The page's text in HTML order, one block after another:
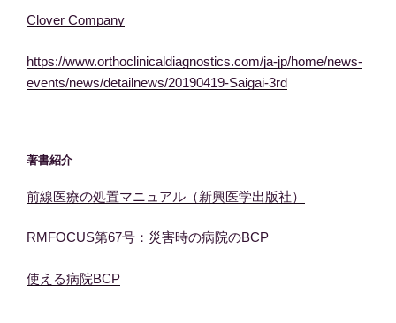
Clover Company
https://www.orthoclinicaldiagnostics.com/ja-jp/home/news-
events/news/detailnews/20190419-Saigai-3rd
著書紹介
前線医療の処置マニュアル（新興医学出版社）
RMFOCUS第67号：災害時の病院のBCP
使える病院BCP